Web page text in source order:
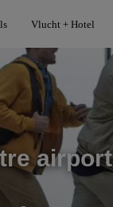
Vlucht + Hotel
airport